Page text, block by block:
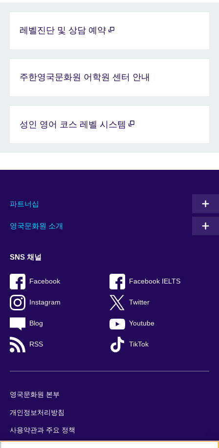
레벨진단 및 상담 예약
주한영국문화원 어학원 센터 안내
성인 영어 코스 레벨 시스템
파트너십
영국문화원 소개
SNS 채널
Facebook Facebook IELTS
Instagram Twitter
Blog Youtube
RSS TikTok
영국문화원 본부
개인정보처리방침
사용약관과 주요 정책